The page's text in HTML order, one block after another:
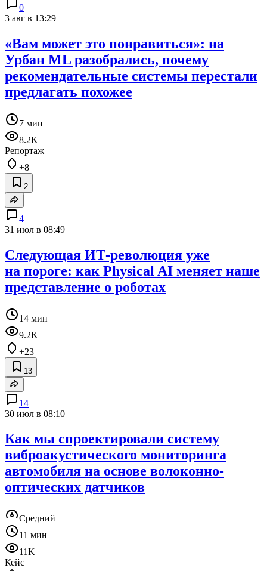
0
3 авг в 13:29
«Вам может это понравиться»: на
Урбан ML разобрались, почему
рекомендательные системы перестали
предлагать похожее
7 мин
8.2K
Репортаж
+8
2
4
31 июл в 08:49
Следующая ИТ‑революция уже
на пороге: как Physical AI меняет наше
представление о роботах
14 мин
9.2K
+23
13
14
30 июл в 08:10
Как мы спроектировали систему
виброакустического мониторинга
автомобиля на основе волоконно-
оптических датчиков
Средний
11 мин
11K
Кейс